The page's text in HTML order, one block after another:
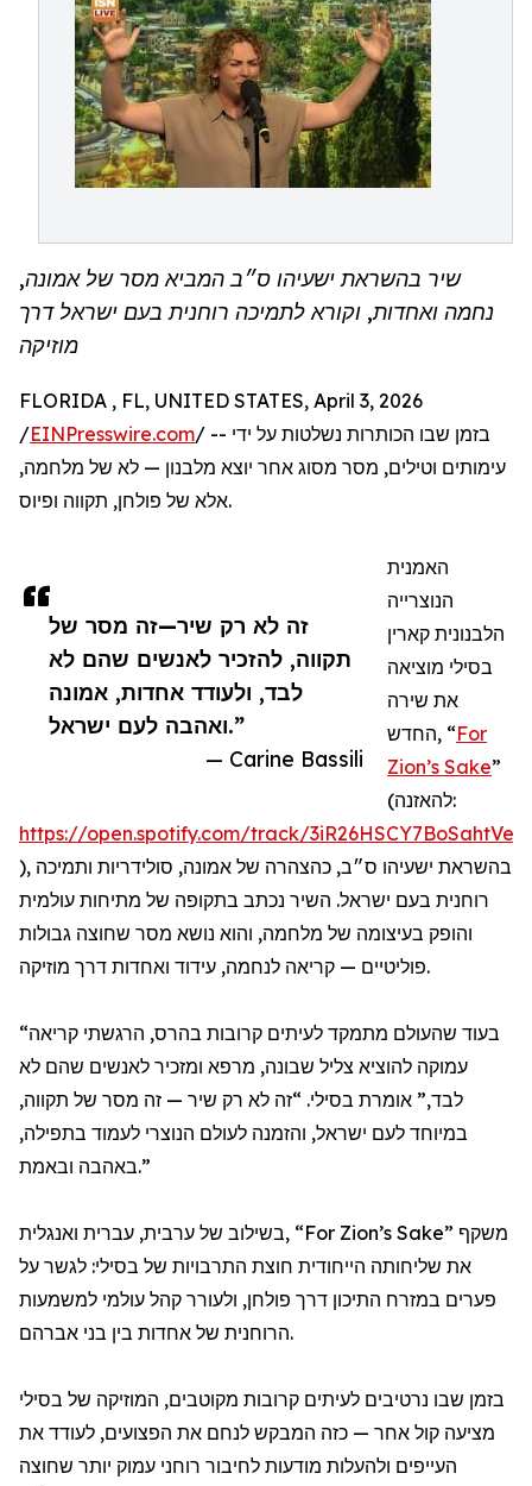
שיר בהשראת ישעיהו ס״ב המביא מסר של אמונה,
נחמה ואחדות, וקורא לתמיכה רוחנית בעם ישראל דרך
מוזיקה
זה לא רק שיר—זה מסר של
תקווה, להזכיר לאנשים שהם לא
לבד, ולעודד אחדות, אמונה
ואהבה לעם ישראל.”
— Carine Bassili
FLORIDA , FL, UNITED STATES, April 3, 2026
/EINPresswire.com/ -- בזמן שבו הכותרות נשלטות על ידי
עימותים וטילים, מסר מסוג אחר יוצא מלבנון — לא של מלחמה,
אלא של פולחן, תקווה ופיוס.
האמנית
הנוצרייה
הלבנונית קארין
בסילי מוציאה
את שירה
החדש, “For
Zion’s Sake”
(להאזנה:
https://open.spotify.com/track/
), בהשראת ישעיהו ס״ב, כהצהרה של אמונה, סולידריות ותמיכה
רוחנית בעם ישראל. השיר נכתב בתקופה של מתיחות עולמית
והופק בעיצומה של מלחמה, והוא נושא מסר שחוצה גבולות
פוליטיים — קריאה לנחמה, עידוד ואחדות דרך מוזיקה.
“בעוד שהעולם מתמקד לעיתים קרובות בהרס, הרגשתי קריאה
עמוקה להוציא צליל שבונה, מרפא ומזכיר לאנשים שהם לא
לבד,” אומרת בסילי. “זה לא רק שיר — זה מסר של תקווה,
במיוחד לעם ישראל, והזמנה לעולם הנוצרי לעמוד בתפילה,
באהבה ובאמת.”
בשילוב של ערבית, עברית ואנגלית, “For Zion’s Sake” משקף
את שליחותה הייחודית חוצת התרבויות של בסילי: לגשר על
פערים במזרח התיכון דרך פולחן, ולעורר קהל עולמי למשמעות
הרוחנית של אחדות בין בני אברהם.
בזמן שבו נרטיבים לעיתים קרובות מקוטבים, המוזיקה של בסילי
מציעה קול אחר — כזה המבקש לנחם את הפצועים, לעודד את
העייפים ולהעלות מודעות לחיבור רוחני עמוק יותר שחוצה